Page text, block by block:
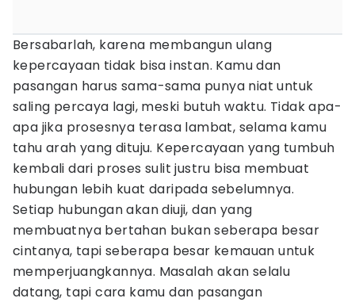
Bersabarlah, karena membangun ulang
kepercayaan tidak bisa instan. Kamu dan
pasangan harus sama-sama punya niat untuk
saling percaya lagi, meski butuh waktu. Tidak apa-
apa jika prosesnya terasa lambat, selama kamu
tahu arah yang dituju. Kepercayaan yang tumbuh
kembali dari proses sulit justru bisa membuat
hubungan lebih kuat daripada sebelumnya.
Setiap hubungan akan diuji, dan yang
membuatnya bertahan bukan seberapa besar
cintanya, tapi seberapa besar kemauan untuk
memperjuangkannya. Masalah akan selalu
datang, tapi cara kamu dan pasangan